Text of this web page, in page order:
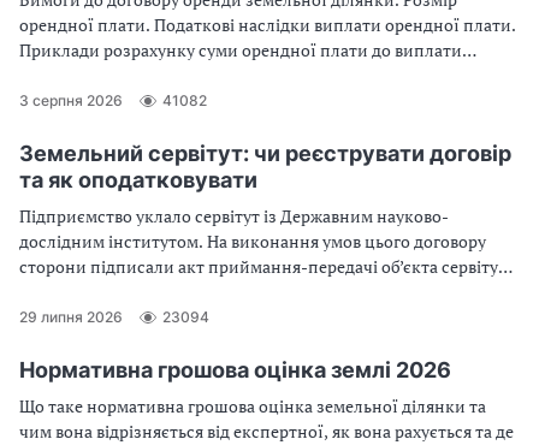
орендної плати. Податкові наслідки виплати орендної плати.
Приклади розрахунку суми орендної плати до виплати
Податкового розрахунку у разі виплати орендної плати
3 серпня 2026 41082
Земельний сервітут: чи реєструвати договір
та як оподатковувати
Підприємство уклало сервітут із Державним науково-
дослідним інститутом. На виконання умов цього договору
сторони підписали акт приймання-передачі об’єкта сервітуту.
щомісячну оплату (затрати) за таким договором?
29 липня 2026 23094
Нормативна грошова оцінка землі 2026
Що таке нормативна грошова оцінка земельної ділянки та
чим вона відрізняється від експертної, як вона рахується та де